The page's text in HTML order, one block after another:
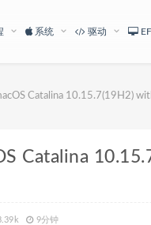
系统 驱动
Catalina 10.15.7(19H2)
Catalina
9分钟